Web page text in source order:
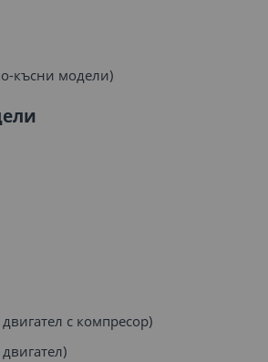
късни модели)
двигател с компресор)
двигател)